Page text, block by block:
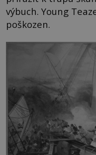
výbuch. Young
poškozen.